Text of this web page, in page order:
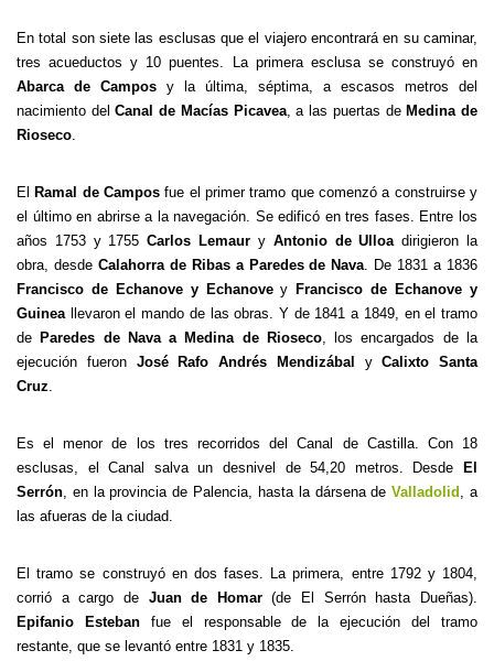
En total son siete las esclusas que el viajero encontrará en su caminar,
tres acueductos y 10 puentes. La primera esclusa se construyó en
Abarca de Campos y la última, séptima, a escasos metros del
nacimiento delCanal de Macías Picavea, a las puertas de Medina de
Rioseco.
El Ramal de Campos fue el primer tramo que comenzó a construirse y
el último en abrirse a la navegación. Se edificó en tres fases. Entre los
años 1753 y 1755Carlos Lemaur y Antonio de Ulloadirigieron la
obra, desde Calahorra de Ribas a Paredes de Nava. De 1831 a 1836
Francisco de Echanove y Echanovey Francisco de Echanove y
Guineallevaron el mando de las obras. Y de 1841 a 1849, en el tramo
de Paredes de Nava a Medina de Rioseco, los encargados de la
ejecución fueron José Rafo Andrés Mendizábal yCalixto Santa
Cruz.
Es el menor de los tres recorridos del Canal de Castilla. Con 18
esclusas, el Canal salva un desnivel de 54,20 metros. Desde
El
Serrón, en la provincia de Palencia, hasta la dársena deValladolid , a
las afueras de la ciudad.
El tramo se construyó en dos fases. La primera, entre 1792 y 1804,
corrió a cargo de Juan de Homar(de El Serrón hasta Dueñas).
Epifanio Estebanfue el responsable de la ejecución del tramo
restante, que se levantó entre 1831 y 1835.